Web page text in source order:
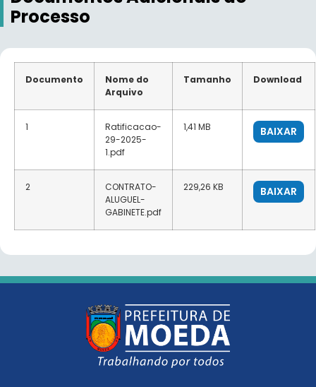
Processo
Documento
Nome do
Arquivo
Tamanho Download
1
Ratificacao-
29-2025-
1.pdf
1,41 MB BAIXAR
2
CONTRATO-
ALUGUEL-
GABINETE.pdf
229,26 KB BAIXAR